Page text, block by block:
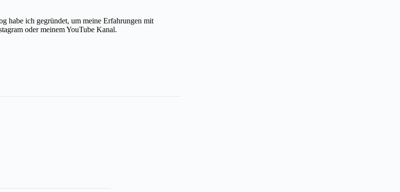
habe ich gegründet, um meine Erfahrungen mit
oder meinem YouTube Kanal.